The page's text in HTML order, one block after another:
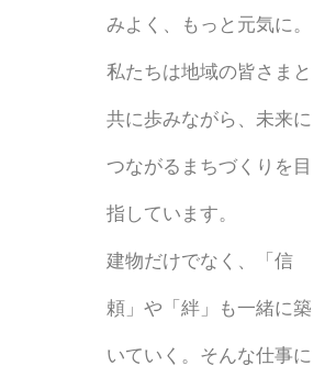
みよく、もっと元気に。
私たちは地域の皆さまと
共に歩みながら、未来に
つながるまちづくりを目
指しています。
建物だけでなく、「信
頼」や「絆」も一緒に築
いていく。そんな仕事に